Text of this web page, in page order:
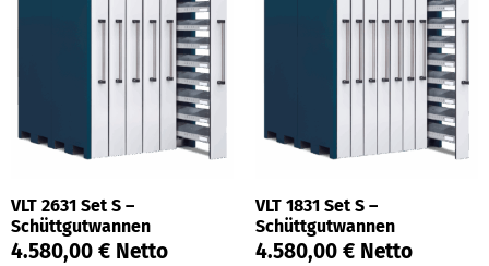
VLT 2631 Set S –
Schüttgutwannen
4.580,00 € Netto
VLT 1831 Set S –
Schüttgutwannen
4.580,00 € Netto